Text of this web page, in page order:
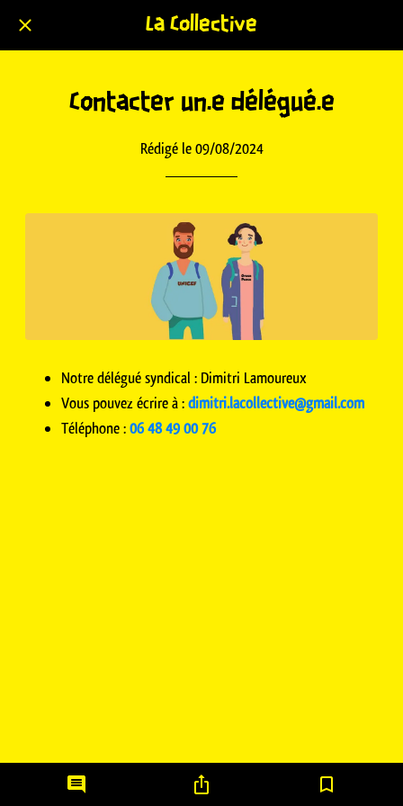
La Collective
Contacter un.e délégué.e
Rédigé le 09/08/2024
Notre délégué syndical : Dimitri Lamoureux
Vous pouvez écrire à :dimitri.lacollective@gmail.com
Téléphone :06 48 49 00 76